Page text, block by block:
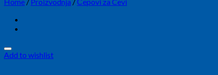
Add to wishlist